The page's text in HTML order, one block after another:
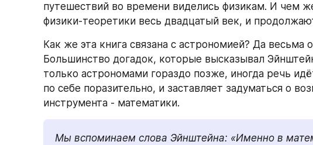
путешествий во времени виделись физикам. И чем
физики-теоретики весь двадцатый век, и
Как же эта книга связана с астрономией? Да весьма
Большинство догадок, которые высказывал
только астрономами гораздо позже, иногда речь
по себе поразительно, и заставляет задуматься о
инструмента - математики.
Мы вспоминаем слова Эйнштейна: «Именно в